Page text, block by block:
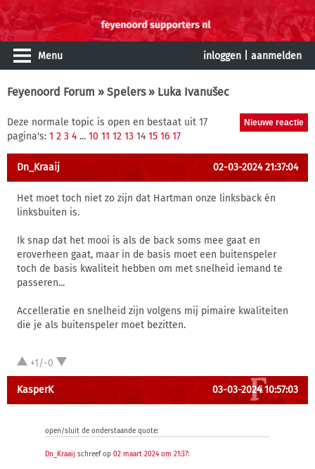
Menu inloggen aanmelden
Feyenoord Forum » Spelers» Luka Ivanušec
Deze normale topic is open en bestaat uit 17
pagina's: 1 2 3 4 ... 10 11 12 13 14 15 16 17
Dn_Kraaij 02-03-2024 21:37:04
Het moet toch niet zo zijn dat Hartman onze linksback én
linksbuiten is.
Ik snap dat het mooi is als de back soms mee gaat en
eroverheen gaat, maar in de basis moet een buitenspeler
toch de basis kwaliteit hebben om met snelheid iemand te
passeren...
Accelleratie en snelheid zijn volgens mij pimaire kwaliteiten
die je als buitenspeler moet bezitten.
+1/-0
KasperK 03-03-2024 10:57:03
open/sluit de onderstaande quote:
Dn_Kraaij schreef op 02 maart 2024 om 21:37: